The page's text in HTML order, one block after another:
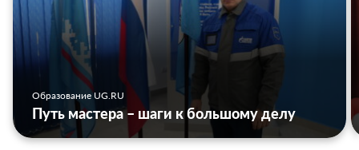
Образование UG.RU
Путь мастера – шаги к большому делу